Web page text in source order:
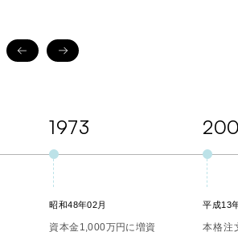
1973
昭和48年02月
資本金1,000万円に増資
平成13
本格注